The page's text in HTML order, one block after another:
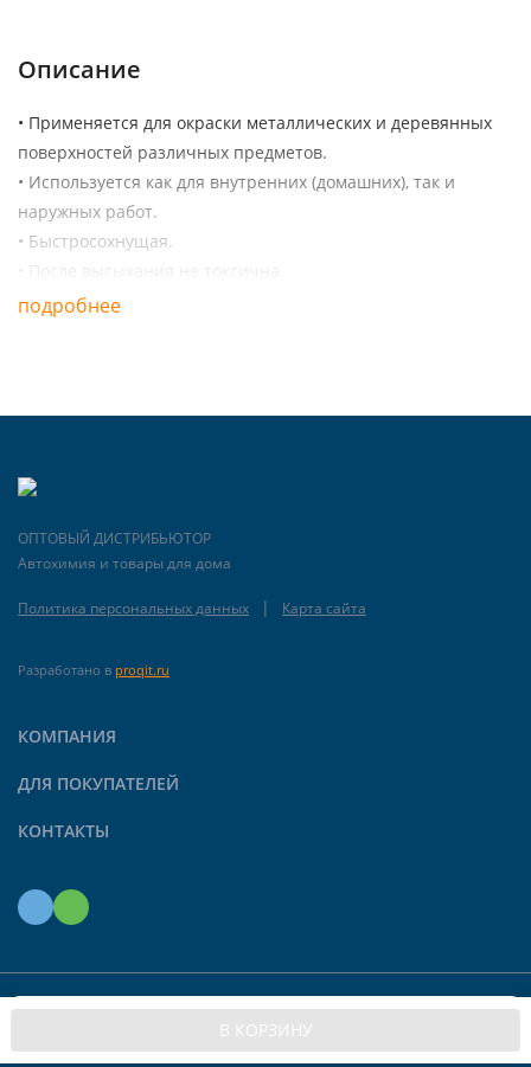
В КОРЗИНУ
Описание
• Применяется для окраски металлических и деревянных
поверхностей различных предметов.
• Используется как для внутренних (домашних), так и
наружных работ.
• Быстросохнущая.
• После высыхания не токсична.
подробнее
ОПТОВЫЙ ДИСТРИБЬЮТОР
Автохимия и товары для дома
Политика персональных данных | Карта сайта
Разработано в proqit.ru
КОМПАНИЯ
ДЛЯ ПОКУПАТЕЛЕЙ
КОНТАКТЫ